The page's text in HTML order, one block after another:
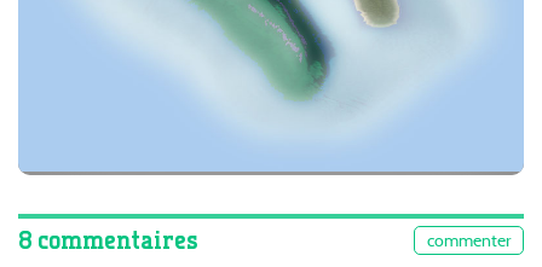
8 commentaires commenter